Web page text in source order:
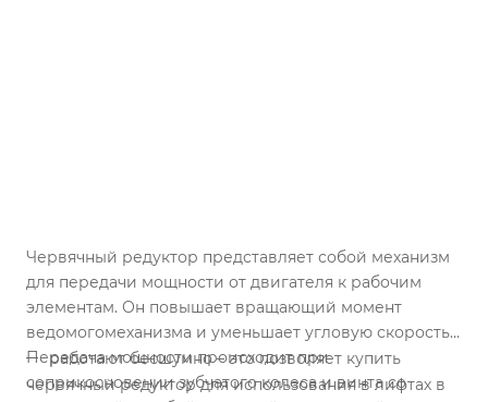
Червячный редуктор представляет собой механизм
для передачи мощности от двигателя к рабочим
элементам. Он повышает вращающий момент
ведомогомеханизма и уменьшает угловую скорость.
Передача мощности происходит при
соприкосновении зубчатого колеса и винта со
работают бесшумно – это позволяет купить
червячный редуктор для использования в лифтах в